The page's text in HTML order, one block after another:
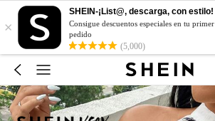
×
SHEIN-¡List@, descarga, con estilo!
Consigue descuentos especiales en tu primer
pedido
(5,000)